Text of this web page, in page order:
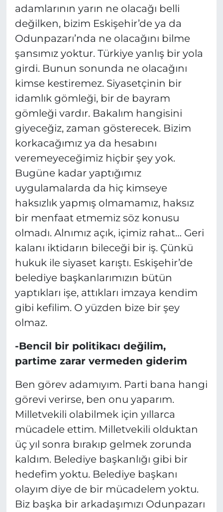
adamlarının yarın ne olacağı belli
değilken, bizim Eskişehir’de ya da
Odunpazarı’nda ne olacağını bilme
şansımız yoktur. Türkiye yanlış bir yola
girdi. Bunun sonunda ne olacağını
kimse kestiremez. Siyasetçinin bir
idamlık gömleği, bir de bayram
gömleği vardır. Bakalım hangisini
giyeceğiz, zaman gösterecek. Bizim
korkacağımız ya da hesabını
veremeyeceğimiz hiçbir şey yok.
Bugüne kadar yaptığımız
uygulamalarda da hiç kimseye
haksızlık yapmış olmamamız, haksız
bir menfaat etmemiz söz konusu
olmadı. Alnımız açık, içimiz rahat… Geri
kalanı iktidarın bileceği bir iş. Çünkü
hukuk ile siyaset karıştı. Eskişehir’de
belediye başkanlarımızın bütün
yaptıkları işe, attıkları imzaya kendim
gibi kefilim. O yüzden bize bir şey
olmaz.
-Bencil bir politikacı değilim,
partime zarar vermeden giderim
Ben görev adamıyım. Parti bana hangi
görevi verirse, ben onu yaparım.
Milletvekili olabilmek için yıllarca
mücadele ettim. Milletvekili olduktan
üç yıl sonra bırakıp gelmek zorunda
kaldım. Belediye başkanlığı gibi bir
hedefim yoktu. Belediye başkanı
olayım diye de bir mücadelem yoktu.
Biz başka bir arkadaşımızı Odunpazarı